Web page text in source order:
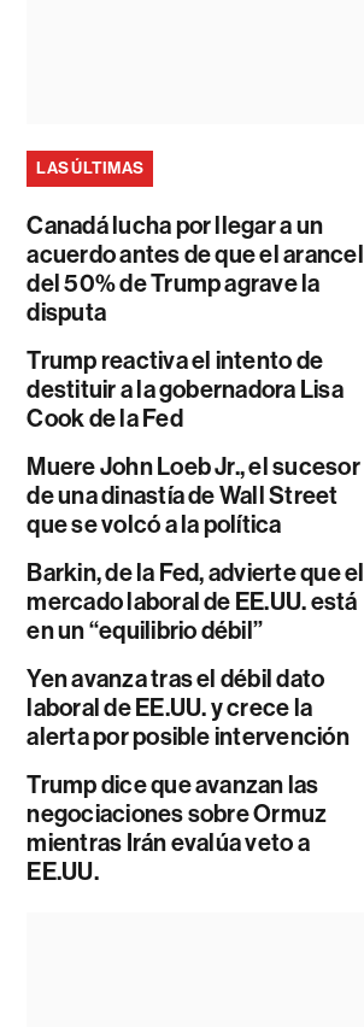
LAS ÚLTIMAS
Canadá lucha por llegar a un
acuerdo antes de que el arancel
del 50% de Trump agrave la
disputa
Trump reactiva el intento de
destituir a la gobernadora Lisa
Cook de la Fed
Muere John Loeb Jr., el sucesor
de una dinastía de Wall Street
que se volcó a la política
Barkin, de la Fed, advierte que el
mercado laboral de EE.UU. está
en un “equilibrio débil”
Yen avanza tras el débil dato
laboral de EE.UU. y crece la
alerta por posible intervención
Trump dice que avanzan las
negociaciones sobre Ormuz
mientras Irán evalúa veto a
EE.UU.